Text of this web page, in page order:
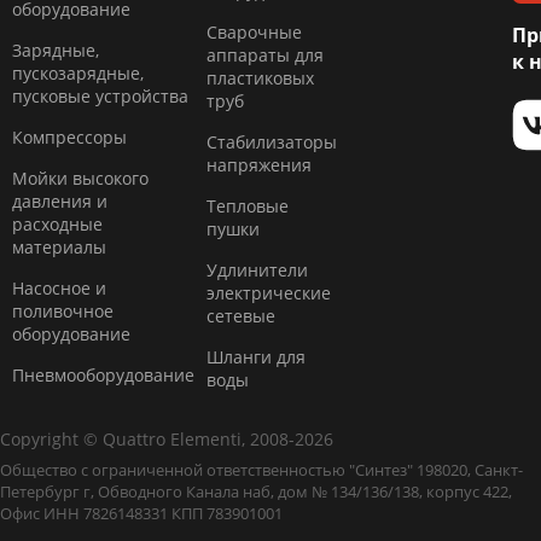
оборудование
Зарядные,
пускозарядные,
пусковые устройства
Компресcоры
Мойки высокого
давления и
расходные
материалы
Насосное и
поливочное
оборудование
Пневмооборудование
Сварочные
аппараты для
пластиковых
труб
Стабилизаторы
напряжения
Тепловые
пушки
Удлинители
электрические
сетевые
Шланги для
воды
к
Copyright © Quattro Elementi, 2008-2026
Общество с ограниченной ответственностью "Синтез" 198020, Санкт-
Петербург г, Обводного Канала наб, дом № 134/136/138, корпус 422,
Офис ИНН 7826148331 КПП 783901001